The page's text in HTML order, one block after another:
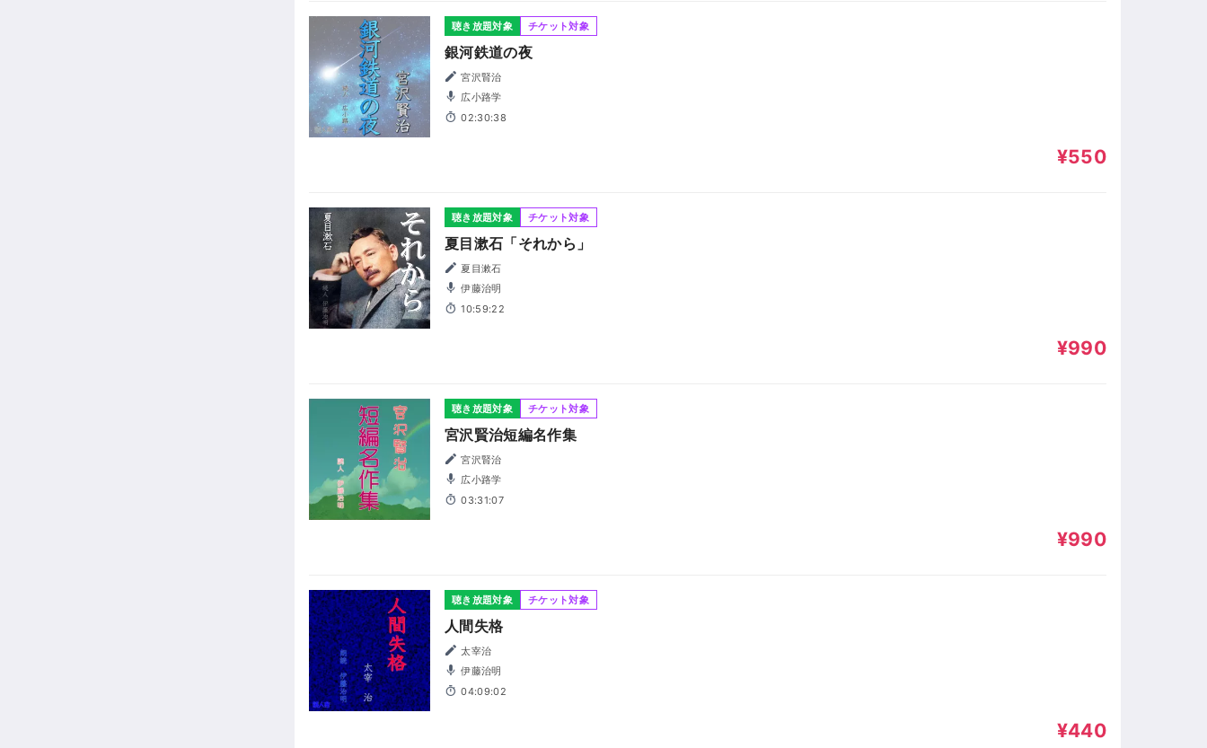
聴き放題対象 チケット対象
銀河鉄道の夜
宮沢賢治
広小路学
02:30:38
¥550
聴き放題対象 チケット対象
夏目漱石「それから」
夏目漱石
伊藤治明
10:59:22
¥990
聴き放題対象 チケット対象
宮沢賢治短編名作集
宮沢賢治
広小路学
03:31:07
¥990
聴き放題対象 チケット対象
人間失格
太宰治
伊藤治明
04:09:02
¥440